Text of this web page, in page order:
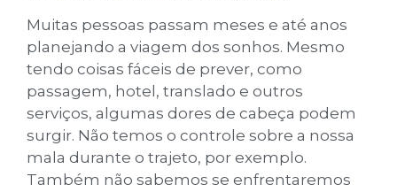
Muitas pessoas passam meses e até anos
planejando a viagem dos sonhos. Mesmo
tendo coisas fáceis de prever, como
passagem, hotel, translado e outros
serviços, algumas dores de cabeça podem
surgir. Não temos o controle sobre a nossa
mala durante o trajeto, por exemplo.
Também não sabemos se enfrentaremos